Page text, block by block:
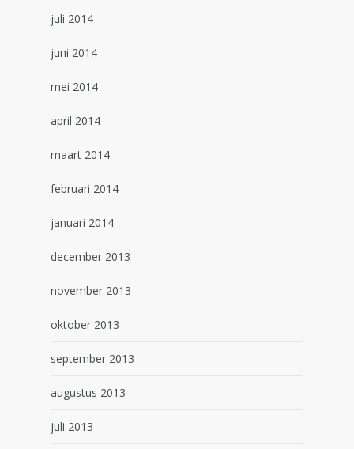
juli 2014
juni 2014
mei 2014
april 2014
maart 2014
februari 2014
januari 2014
december 2013
november 2013
oktober 2013
september 2013
augustus 2013
juli 2013